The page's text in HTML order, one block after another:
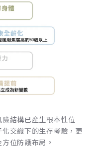
結構已產生根本性位
交織下的生存考驗，更
位防護布局。